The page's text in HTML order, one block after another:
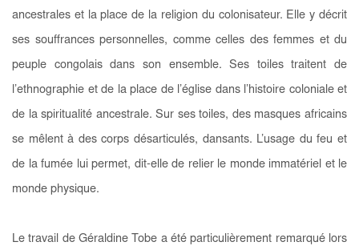
ancestrales et la place de la religion du colonisateur. Elle y décrit
ses souffrances personnelles, comme celles des femmes et du
peuple congolais dans son ensemble. Ses toiles traitent de
l’ethnographie et de la place de l’église dans l’histoire coloniale et
de la spiritualité ancestrale. Sur ses toiles, des masques africains
se mêlent à des corps désarticulés, dansants. L’usage du feu et
de la fumée lui permet, dit-elle de relier le monde immatériel et le
monde physique.
Le travail de Géraldine Tobe a été particulièrement remarqué lors